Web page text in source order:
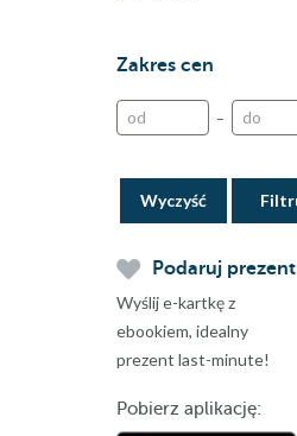
Zakres cen
–
Wyczyść
Podaruj prezent
Wyślij e-kartkę z
ebookiem, idealny
prezent last-minute!
Pobierz aplikację: